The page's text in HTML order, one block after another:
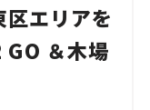
区エリアを
GO ＆木場